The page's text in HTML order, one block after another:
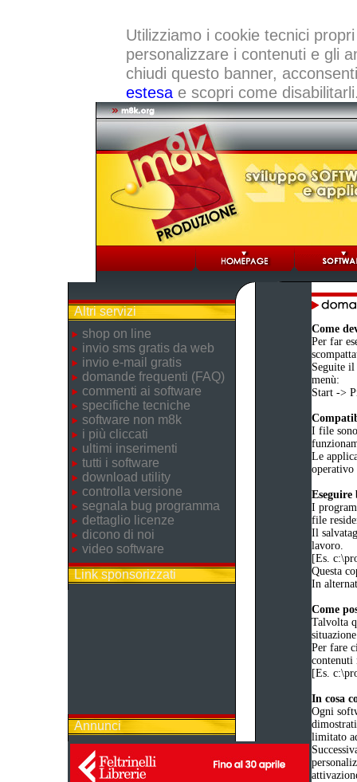
Utilizziamo i cookie tecnici
personalizzare i contenuti e gli
chiudi questo banner,
estesae scopri come
Altri servizi
shop on line
invio sms gratis da web
invio e-mail gratis
domande frequenti (FAQ)
commenti ai software
specifiche tecniche
software non m8k
i più cliccati
ultimi inserimenti
tutti i software
download utility
controlla versione
segnala bug programma
dettaglio licenze
dicono di noi
video software
Link sponsorizzati
Annunci
Come
Per far
Seguite
menù:
Start ->
I file
Le
operativo
I
file
Il
lavoro.
[Es.
Questa
In
Come
Talvolta
Per fare
contenuti
[Es.
In cosa
Ogni
limitato